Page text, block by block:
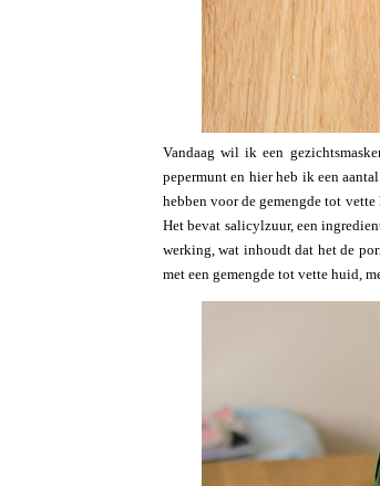
Vandaag wil ik een
pepermunt en hier heb ik een
hebben voor de gemengde tot
Het bevat salicylzuur, een
werking, wat inhoudt dat het de
met een gemengde tot vette huid,